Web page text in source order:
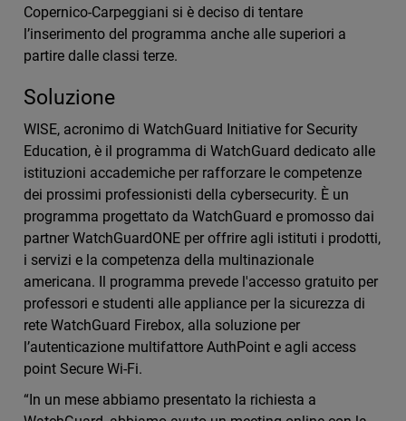
Copernico-Carpeggiani si è deciso di tentare
l’inserimento del programma anche alle superiori a
partire dalle classi terze.
Soluzione
WISE, acronimo di WatchGuard Initiative for Security
Education, è il programma di WatchGuard dedicato alle
istituzioni accademiche per rafforzare le competenze
dei prossimi professionisti della cybersecurity. È un
programma progettato da WatchGuard e promosso dai
partner WatchGuardONE per offrire agli istituti i prodotti,
i servizi e la competenza della multinazionale
americana. Il programma prevede l'accesso gratuito per
professori e studenti alle appliance per la sicurezza di
rete WatchGuard Firebox, alla soluzione per
l’autenticazione multifattore AuthPoint e agli access
point Secure Wi-Fi.
“In un mese abbiamo presentato la richiesta a